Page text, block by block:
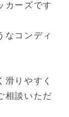
カーズです
なコンディ
りやすく
相談いただ